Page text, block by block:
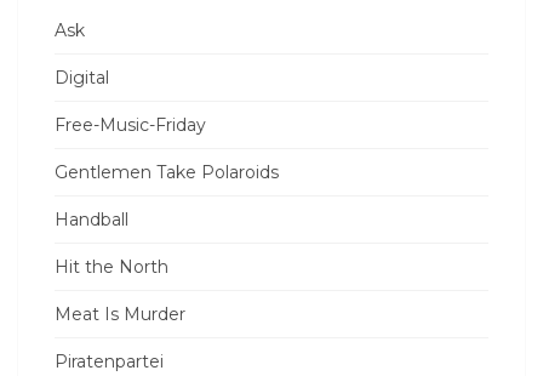
Ask
Digital
Free-Music-Friday
Gentlemen Take Polaroids
Handball
Hit the North
Meat Is Murder
Piratenpartei